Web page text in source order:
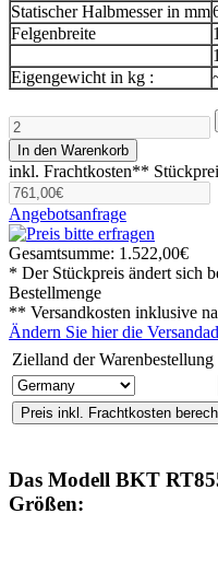
Statischer Halbmesser in mm
Felgenbreite
Eigengewicht in kg :
inkl. Frachtkosten**
Angebotsanfrage
Gesamtsumme: 1.522,00€
* Der Stückpreis ändert sich
Bestellmenge
** Versandkosten inklusive
Ändern Sie hier die
Zielland der Warenbestellung
Das Modell BKT
Größen: